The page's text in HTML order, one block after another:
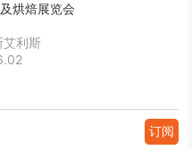
烘焙展览会
艾利斯
订阅